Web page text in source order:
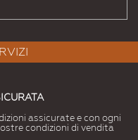
assicurate e con ogni
condizioni di vendita